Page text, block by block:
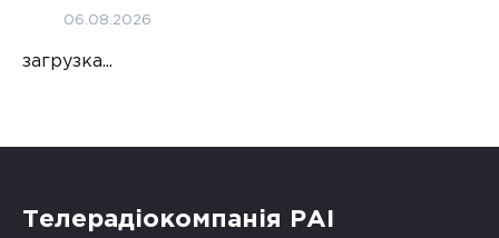
06.08.2026
загрузка...
Телерадіокомпанія РАІ